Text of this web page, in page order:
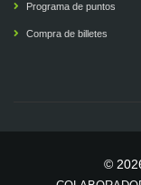
Programa de puntos
Compra de billetes
©